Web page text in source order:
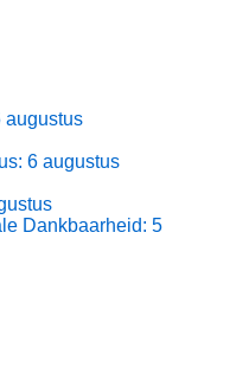
augustus
6 augustus
Dankbaarheid: 5